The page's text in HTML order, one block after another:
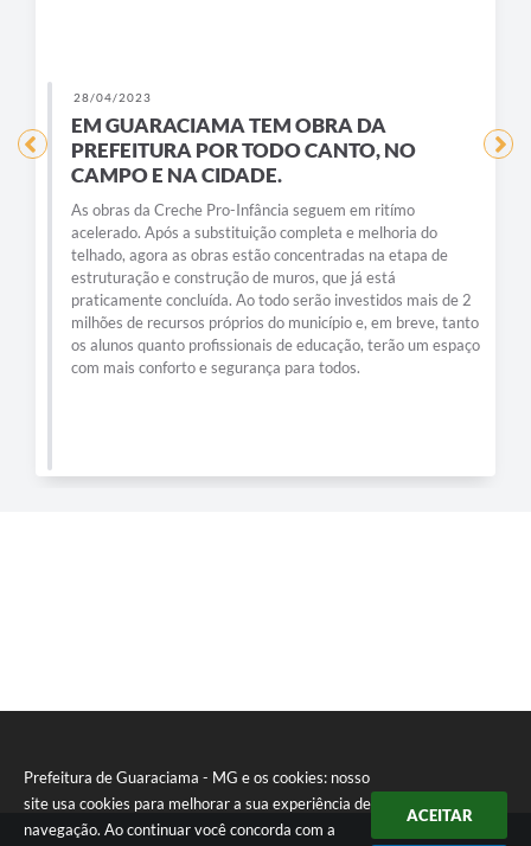
Prefeitura de Guaraciama - MG e os cookies: nosso
site usa cookies para melhorar a sua experiência de
navegação. Ao continuar você concorda com a
ACEITAR
28/04/2023
EM GUARACIAMA TEM OBRA DA
PREFEITURA POR TODO CANTO, NO
CAMPO E NA CIDADE.
As obras da Creche Pro-Infância seguem em ritímo
acelerado. Após a substituição completa e melhoria do
telhado, agora as obras estão concentradas na etapa de
estruturação e construção de muros, que já está
praticamente concluída. Ao todo serão investidos mais de 2
milhões de recursos próprios do município e, em breve, tanto
os alunos quanto profissionais de educação, terão um espaço
com mais conforto e segurança para todos.